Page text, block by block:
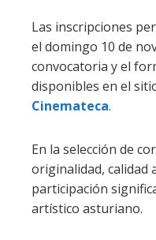
Las inscripciones
el domingo 10 de
convocatoria y el
disponibles en el
Cinemateca.
En la selección de
originalidad, calidad
participación
artístico asturiano.